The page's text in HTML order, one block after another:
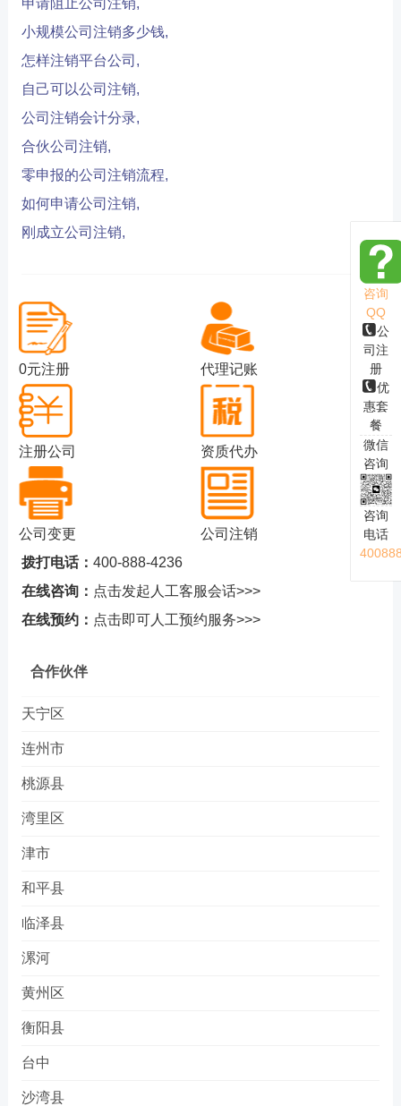
申请阻止公司注销,
小规模公司注销多少钱,
怎样注销平台公司,
自己可以公司注销,
公司注销会计分录,
合伙公司注销,
零申报的公司注销流程,
如何申请公司注销,
刚成立公司注销,
0元注册 代理记账
注册公司 资质代办
公司变更
公司注销
拨打电话： 400-888-4236
在线咨询： 点击发起人工客服会话>>>
在线预约： 点击即可人工预约服务>>>
合作伙伴
天宁区
连州市
桃源县
湾里区
津市
和平县
临泽县
漯河
黄州区
衡阳县
台中
沙湾县
咨询
QQ
公
司注
册
优
惠套
餐
微信
咨询
咨询
电话